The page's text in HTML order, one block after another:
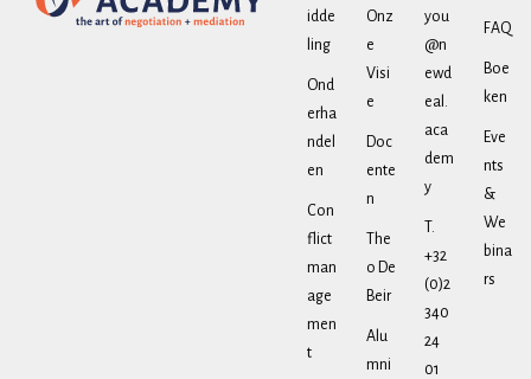
idde
ling
Ond
erha
ndel
en
Con
flict
man
age
men
t
Onz
e
Visi
e
Doc
ente
n
The
o De
Beir
Alu
mni
you
@n
ewd
eal.
aca
dem
y
T.
+32
(0)2
340
24
01
FAQ
Boe
ken
Eve
nts
&
We
bina
rs